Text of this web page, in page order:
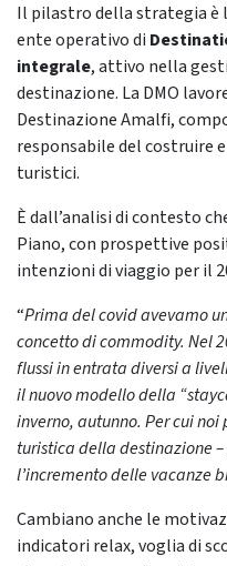
Il pilastro della strategia è
ente operativo di
integrale, attivo nella
destinazione. La DMO
Destinazione Amalfi,
responsabile del costruire
turistici.
È dall’analisi di contesto
Piano, con prospettive
intenzioni di viaggio per il
“Prima del covid avevamo
concetto di commodity. Nel
flussi in entrata diversi a
il nuovo modello della
inverno, autunno. Per cui
turistica della destinazione –
l’incremento delle vacanze
Cambiano anche le
indicatori relax, voglia di